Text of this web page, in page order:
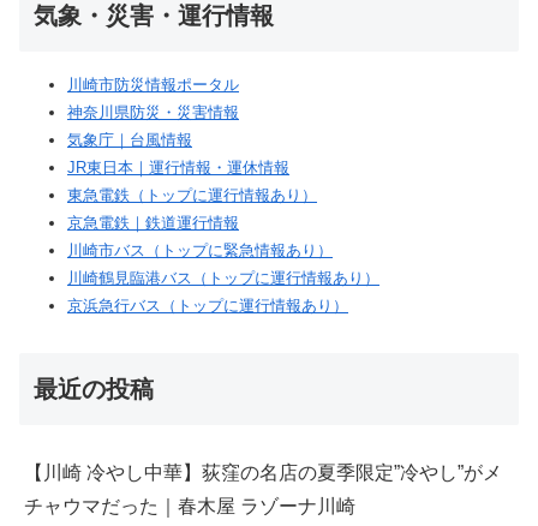
気象・災害・運行情報
川崎市防災情報ポータル
神奈川県防災・災害情報
気象庁｜台風情報
JR東日本｜運行情報・運休情報
東急電鉄（トップに運行情報あり）
京急電鉄｜鉄道運行情報
川崎市バス（トップに緊急情報あり）
川崎鶴見臨港バス（トップに運行情報あり）
京浜急行バス（トップに運行情報あり）
最近の投稿
【川崎 冷やし中華】荻窪の名店の夏季限定”冷やし”がメ
チャウマだった｜春木屋 ラゾーナ川崎